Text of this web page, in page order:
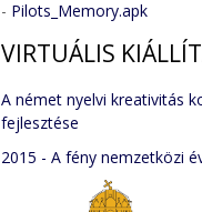
- Pilots_Memory.apk
VIRTUÁLIS
A német nyelvi kreativitás
fejlesztése
2015 - A fény nemzetközi